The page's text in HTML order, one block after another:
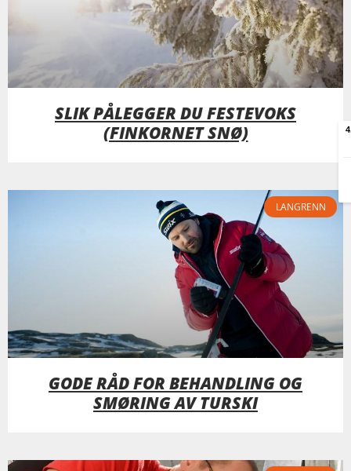
SLIK PÅLEGGER DU FESTEVOKS
(FINKORNET SNØ)
LANGRENN
GODE RÅD FOR BEHANDLING OG
SMØRING AV TURSKI